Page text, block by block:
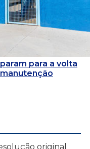
para a volta
original